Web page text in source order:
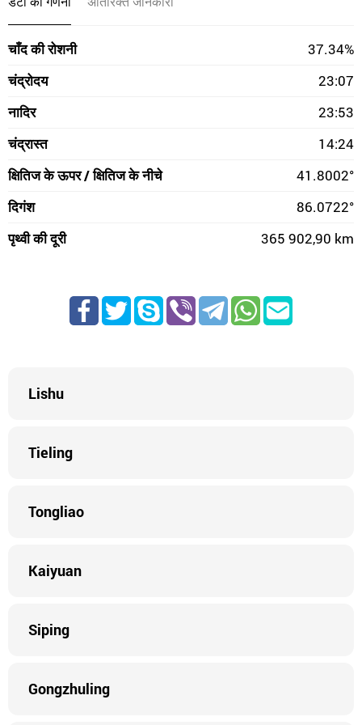
चाँद की रोशनी
37.34%
चंद्रोदय
23:07
नादिर
23:53
चंद्रास्त
14:24
क्षितिज के ऊपर / क्षितिज के नीचे
41.8002°
दिगंश
86.0722°
पृथ्वी की दूरी
365 902,90 km
Lishu
Tieling
Tongliao
Kaiyuan
Siping
Gongzhuling